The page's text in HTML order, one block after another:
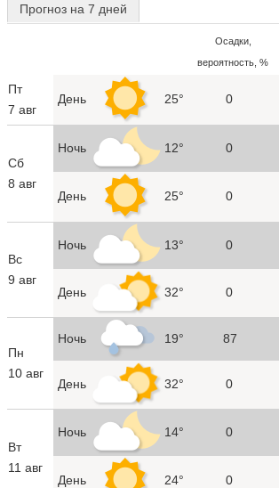
Прогноз на 7 дней
Осадки,
вероятность, %
Пт
7 авг
День 25° 0
Сб
8 авг
Ночь 12° 0
День 25° 0
Вс
9 авг
Ночь 13° 0
День 32° 0
Пн
10 авг
Ночь 19° 87
День 32° 0
Вт
11 авг
Ночь 14° 0
День 24° 0